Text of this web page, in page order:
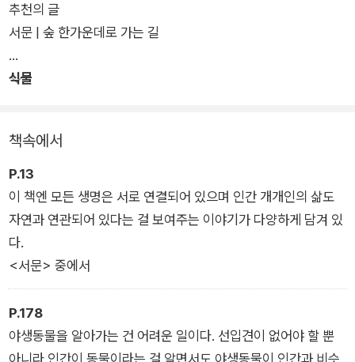
관한 기록으로, 하인리히 에세이의 결정판이다.
애정을 가지고 파고 들다 보면 보이지 않던 것들이 보이기 시작한
다. 그는 오두막 근처에 사는 식물과 동물 이웃을 만나고, 궁금한
록도 곁들인다. 몇 초 만에 터지듯이 만개하는 노랑꽃창포는 어떤
원리로 잎이 피는 걸까? 자연이 그대로 보존돼 수종이 다양한 아
프리카 야생 보호구역에 왜 모파네 나무 한 종만 잔뜩 남았을까?
다양한 생물종과 소통하며 이들의 언어 체계와 삶의 패턴을 깨닫
고 익히는 과정은 그에게 있어 무엇과도 바꿀 수 없는 소중한 경
험이다.
최재천 교수가 세상에서 가장 부러워하는 사람이라는 베른트 하
인리히. 매일 보고 듣는 것이 결국 삶이 되듯, 그에겐 숲을 구성하
는 모든 존재가 곧 자신의 삶이다. 애벌레가 잎사귀에 남긴 암호
추천의 글
서문 | 숲 한가운데로 가는 길
식물
책속에서
P.13
이 책엔 모든 생명은 서로 연결되어 있으며 인간 개개인의 삶도
자연과 연관되어 있다는 걸 보여주는 이야기가 다양하게 담겨 있
다.
<서문> 중에서
P.178
야생동물을 알아가는 건 어려운 일이다. 선입견이 없어야 할 뿐
아니라 인간이 동물이라는 걸 알면서도 야생동물이 인간과 비슷